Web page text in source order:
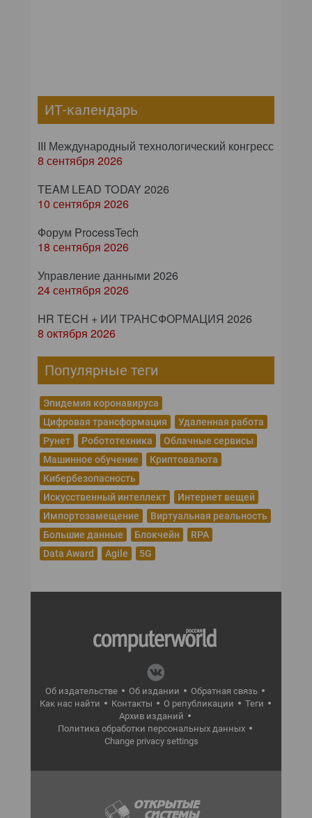
ИТ-календарь
III Международный технологический конгресс
8 сентября 2026
TEAM LEAD TODAY 2026
10 сентября 2026
Форум ProcessTech
18 сентября 2026
Управление данными 2026
24 сентября 2026
HR TECH + ИИ ТРАНСФОРМАЦИЯ 2026
8 октября 2026
Популярные теги
Эпидемия коронавируса
Цифровая трансформация
Удаленная работа
Рунет
Робототехника
Облачные сервисы
Машинное обучение
Криптовалюта
Кибербезопасность
Искусственный интеллект
Интернет вещей
Импортозамещение
Виртуальная реальность
Большие данные
Блокчейн
RPA
Data Award
Agile 5G
Об издательстве Об издании
Обратная связь
Как нас найти
Контакты О републикации
Теги
Архив изданий
Политика обработки персональных данных
Change privacy settings